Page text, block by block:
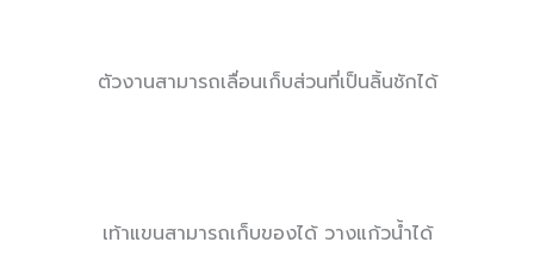
ตัวงานสามารถเลื่อนเก็บส่วนที่เป็นลิ้นชักได้
เท้าแขนสามารถเก็บของได้ วางแก้วน้ำได้